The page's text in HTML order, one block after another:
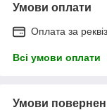
Умови оплати
Оплата за
Всі умови оплати
Умови